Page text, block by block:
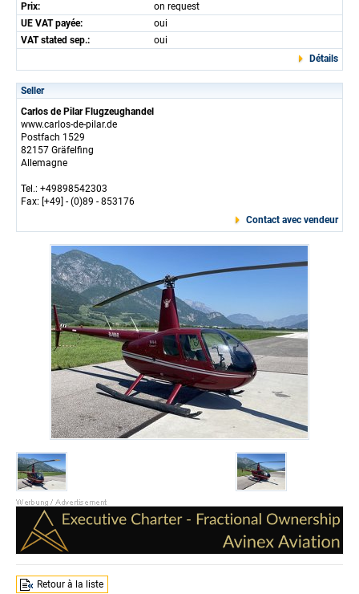
Prix:
on request
UE VAT payée:
oui
VAT stated sep.:
oui
Détails
Seller
Carlos de Pilar Flugzeughandel
www.carlos-de-pilar.de
Postfach 1529
82157 Gräfelfing
Allemagne
Tel.: +49898542303
Fax: [+49] - (0)89 - 853176
Contact avec vendeur
Retour à la liste